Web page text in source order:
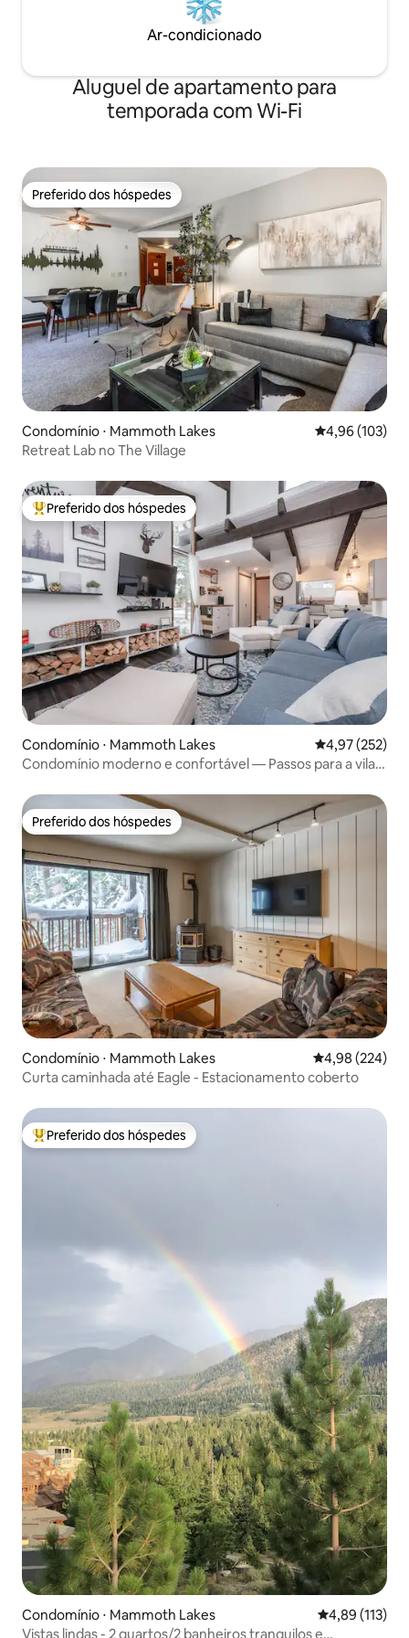
Ar-condicionado
Aluguel de apartamento para
temporada com Wi-Fi
Preferido dos hóspedes
Preferido dos hóspedes
Condomínio ⋅ Mammoth Lakes 4,96 de uma
4,96 (103)
Retreat Lab no The Village
Entre os melhores preferidos dos hóspedes
Preferido dos hóspedes
Condomínio ⋅ Mammoth Lakes 4,97 de uma
4,97 (252)
Condomínio moderno e confortável — Passos para a vila e
Preferido dos hóspedes
Preferido dos hóspedes
Condomínio ⋅ Mammoth Lakes 4,98 de uma
4,98 (224)
Curta caminhada até Eagle - Estacionamento coberto
Entre os melhores preferidos dos hóspedes
Preferido dos hóspedes
Condomínio ⋅ Mammoth Lakes 4,89 de uma
4,89 (113)
Vistas lindas - 2 quartos/2 banheiros tranquilos e